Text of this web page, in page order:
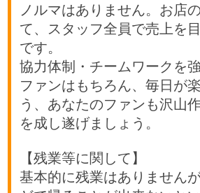
ノルマはありません。お店
て、スタッフ全員で売上を
です。
協力体制・チームワークを
ファンはもちろん、毎日が
う、あなたのファンも沢山
を成し遂げましょう。
【残業等に関して】
基本的に残業はありません